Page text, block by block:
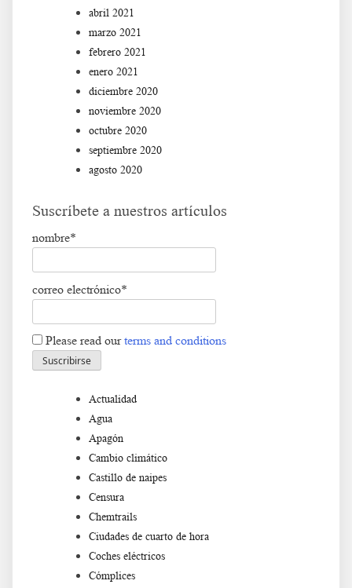
abril 2021
marzo 2021
febrero 2021
enero 2021
diciembre 2020
noviembre 2020
octubre 2020
septiembre 2020
agosto 2020
Suscríbete a nuestros artículos
nombre*
correo electrónico*
Please read ourterms and conditions
Actualidad
Agua
Apagón
Cambio climático
Castillo de naipes
Censura
Chemtrails
Ciudades de cuarto de hora
Coches eléctricos
Cómplices